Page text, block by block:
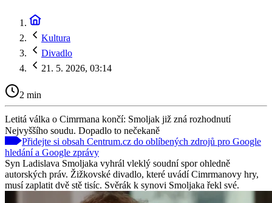
Kultura
Divadlo
21. 5. 2026, 03:14
2 min
Letitá válka o Cimrmana končí: Smoljak již zná rozhodnutí
Nejvyššího soudu. Dopadlo to nečekaně
Přidejte si obsah Centrum.cz do oblíbených zdrojů pro Google
hledání a Google zprávy
Syn Ladislava Smoljaka vyhrál vleklý soudní spor ohledně
autorských práv. Žižkovské divadlo, které uvádí Cimrmanovy hry,
musí zaplatit dvě stě tisíc. Svěrák k synovi Smoljaka řekl své.